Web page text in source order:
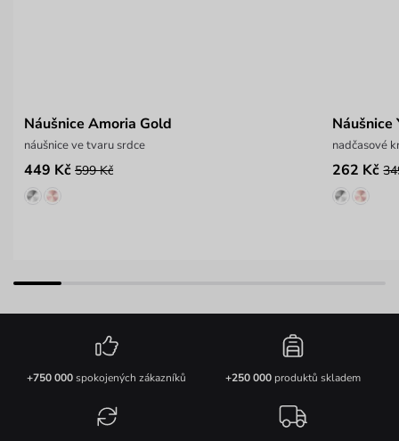
Náušnice Amoria Gold
náušnice ve tvaru srdce
449 Kč 599 Kč
nadčasové
262 Kč
+750 000spokojených zákazníků +250 000produktů skladem